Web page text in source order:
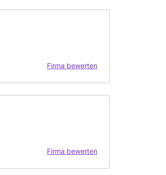
Firma bewerten
Firma bewerten